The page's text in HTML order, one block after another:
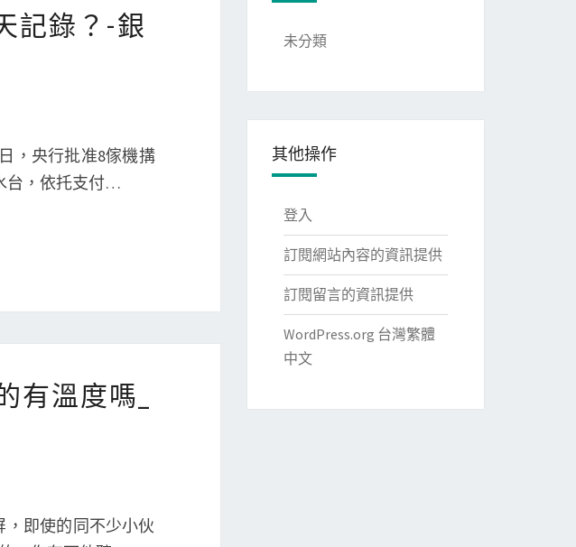
記錄？-銀
，央行批准8傢機搆
台，依托支付…
溫度嗎_
即使的同不少小伙
未分類
其他操作
登入
訂閱網站內容的資訊提供
訂閱留言的資訊提供
WordPress.org 台灣繁體
中文